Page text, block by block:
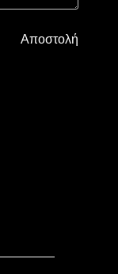
Αποστολή